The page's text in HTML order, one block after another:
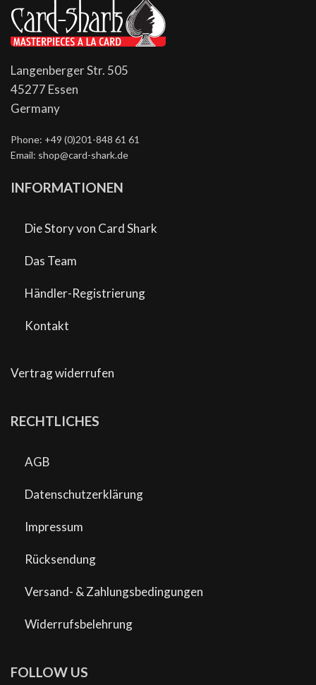
Langenberger Str. 505
45277 Essen
Germany
Phone: +49 (0)201-848 61 61
Email: shop@card-shark.de
INFORMATIONEN
Die Story von Card Shark
Das Team
Händler-Registrierung
Kontakt
Vertrag widerrufen
RECHTLICHES
AGB
Datenschutzerklärung
Impressum
Rücksendung
Versand- & Zahlungsbedingungen
Widerrufsbelehrung
FOLLOW US